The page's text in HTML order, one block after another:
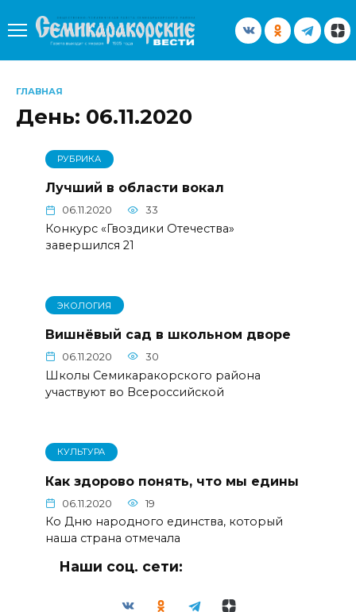
содержанию
ГЛАВНАЯ
День: 06.11.2020
РУБРИКА
Лучший в области вокал
06.11.2020 33
Конкурс «Гвоздики Отечества»
завершился 21
ЭКОЛОГИЯ
Вишнёвый сад в школьном дворе
06.11.2020 30
Школы Семикаракорского района
участвуют во Всероссийской
КУЛЬТУРА
Как здорово понять, что мы едины
06.11.2020 19
Ко Дню народного единства, который
наша страна отмечала
Наши соц. сети: